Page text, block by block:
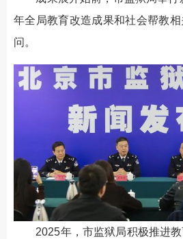
年全局教育改造成果和社会帮教
问。
2025年，市监狱局积极推进教